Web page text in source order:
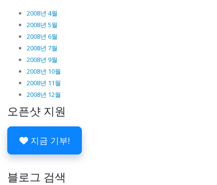
2008년 4월
2008년 5월
2008년 6월
2008년 7월
2008년 9월
2008년 10월
2008년 11월
2008년 12월
오픈샷 지원
지금 기부!
블로그 검색